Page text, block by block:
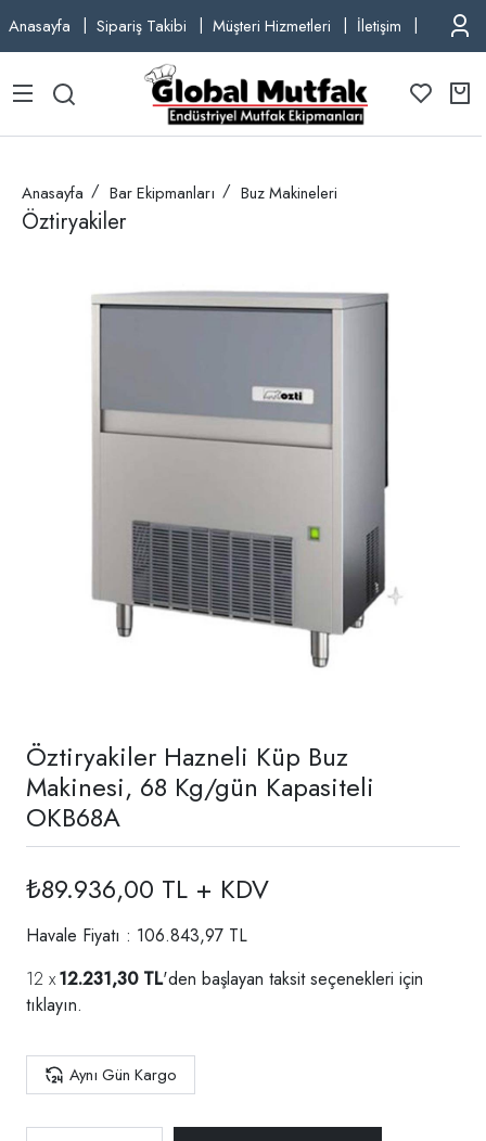
Anasayfa Sipariş Takibi Müşteri Hizmetleri İletişim TEL:
Anasayfa Bar Ekipmanları Buz Makineleri
Öztiryakiler
Öztiryakiler Hazneli Küp Buz
Makinesi, 68 Kg/gün Kapasiteli
OKB68A
₺89.936,00 TL + KDV
Havale Fiyatı : 106.843,97 TL
12.231,30 TL'den başlayan taksit seçenekleri için
tıklayın.
Aynı Gün Kargo